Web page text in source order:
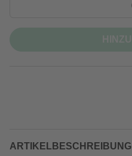
ARTIKELBESCHREIBUNG